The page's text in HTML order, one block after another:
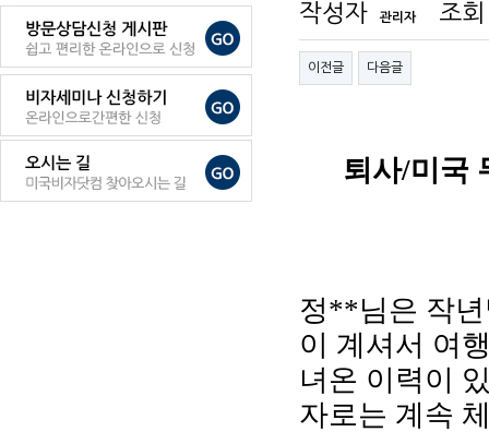
작성자 관리자 조회
이전글 다음글
퇴사/미국
정**님은 작
이 계셔서 여
녀온 이력이
자로는 계속